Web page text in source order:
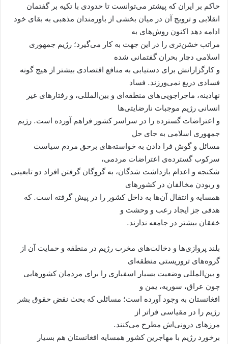
حاکم بر ایران که پیشتر می‌توانست تا حدودی با تکیه بر گفتمان
انقلابی و ترویج آن در میان بخشی از باورمندان مذهبی به بقای خود
ادامه دهد اکنون روش‌های به
مراتب خشن‌تری را در این جهت به کار می‌گیرد؛ رژیم جمهوری
اسلامی دچار بحران گفتمانی شده
و کارگزارانش برای دستیابی به منافع اقتصادی بیشتر از هیچ گونه
فسادی دریغ نمی‌ورزند. فساد
نهادینه، ماجراجویی‌های منطقه‌ای و بین‌المللی، و رفتارهای غیر
انسانی رژیم موجبات نارضایتی‌ها
و اعتراضات گسترده را در سراسر کشور فراهم آورده است. رژیم
جمهوری اسلامی به جای حل
مسائل و گوش فرا دادن به خواسته‌های برحق مردم سیاست
سرکوب گسترده‌ی اعتراضات مردمی،
شکنجه و اعدام بازداشت شدگان، به گروگان گرفتن افراد دو تابعیتی
و ربودن مخالفان در کشورهای
همسایه و انتقال آن‌ها به داخل کشور را در پیش گرفته است. که
هدفی جز ایجاد رعب و وحشت و
خفقان بیشتر در جامعه ندارند.
بلند پروازی‌ها‌ و دخالت‌های مخرب رژیم در منطقه و حمایت آن از
گروه‌های تروریستی منطقه‌ای
و بین‌المللی وضعیت بسیار اسفباری را برای مردمان کشورهایی
چون عراق، سوریه، یمن و
افغانستان به وجود آورده است؛ مسائلی که بحث نقض حقوق بشر
رژیم را در مقیاسی فراتر از
مرزهای درونی‌اش مطرح می‌کنند.
برخورد رژیم با مهاجرین کشور همسایه افغانستان هم بسیار